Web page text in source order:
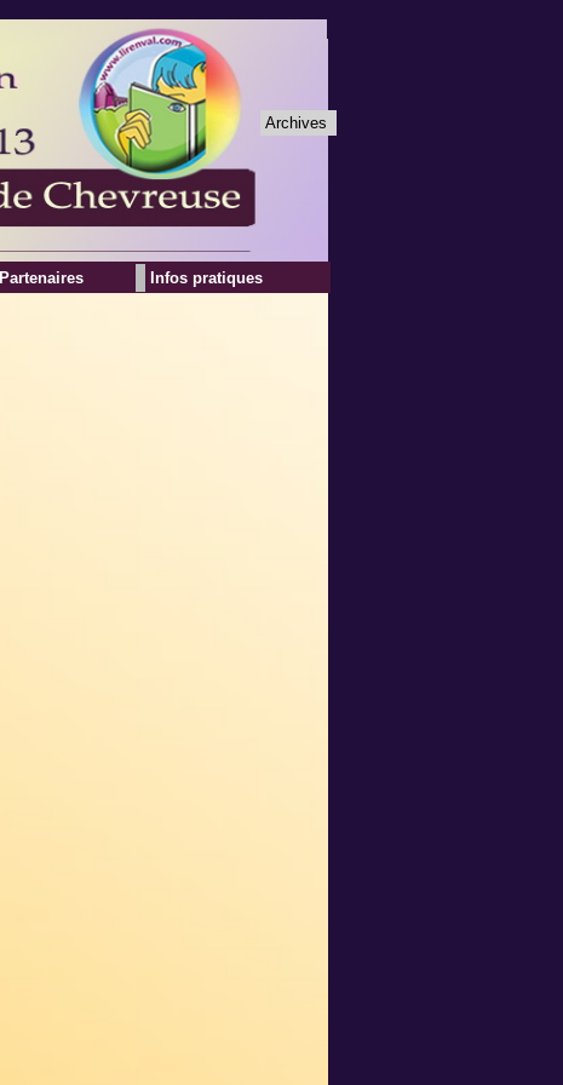
Partenaires Infos pratiques
Archives